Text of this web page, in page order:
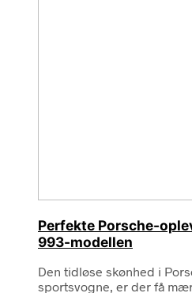
Perfekte Porsche-
993-modellen
Den tidløse skønhed i
sportsvogne, er der få